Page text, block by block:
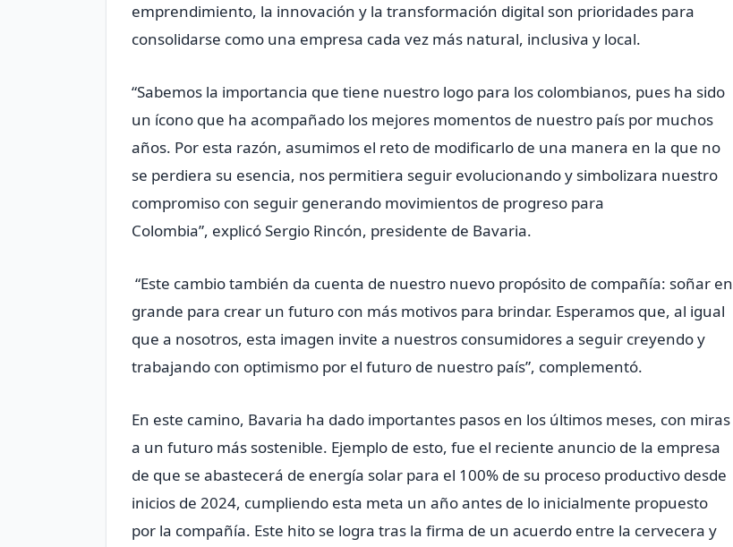
emprendimiento, la innovación y la transformación digital son prioridades para
consolidarse como una empresa cada vez más natural, inclusiva y local.
“Sabemos la importancia que tiene nuestro logo para los colombianos, pues ha sido
un ícono que ha acompañado los mejores momentos de nuestro país por muchos
años. Por esta razón, asumimos el reto de modificarlo de una manera en la que no
se perdiera su esencia, nos permitiera seguir evolucionando y simbolizara nuestro
compromiso con seguir generando movimientos de progreso para
Colombia”, explicó Sergio Rincón, presidente de Bavaria.
“Este cambio también da cuenta de nuestro nuevo propósito de compañía: soñar en
grande para crear un futuro con más motivos para brindar. Esperamos que, al igual
que a nosotros, esta imagen invite a nuestros consumidores a seguir creyendo y
trabajando con optimismo por el futuro de nuestro país”, complementó.
En este camino, Bavaria ha dado importantes pasos en los últimos meses, con miras
a un futuro más sostenible. Ejemplo de esto, fue el reciente anuncio de la empresa
de que se abastecerá de energía solar para el 100% de su proceso productivo desde
inicios de 2024, cumpliendo esta meta un año antes de lo inicialmente propuesto
por la compañía. Este hito se logra tras la firma de un acuerdo entre la cervecera y